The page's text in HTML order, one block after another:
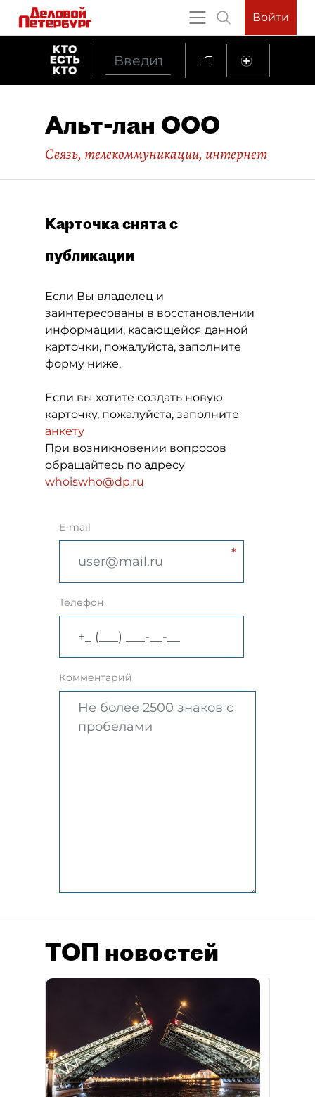
Войти
Альт-лан ООО
Связь, телекоммуникации, интернет
Карточка снята с
публикации
Если Вы владелец и
заинтересованы в восстановлении
информации, касающейся данной
карточки, пожалуйста, заполните
форму ниже.
Если вы хотите создать новую
карточку, пожалуйста, заполните
анкету
При возникновении вопросов
обращайтесь по адресу
whoiswho@dp.ru
E-mail
Телефон
Комментарий
ТОП новостей